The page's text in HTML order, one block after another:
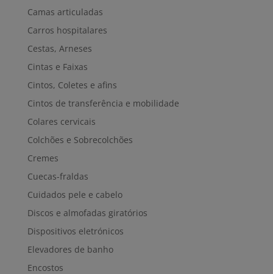
Camas articuladas
Carros hospitalares
Cestas, Arneses
Cintas e Faixas
Cintos, Coletes e afins
Cintos de transferência e mobilidade
Colares cervicais
Colchões e Sobrecolchões
Cremes
Cuecas-fraldas
Cuidados pele e cabelo
Discos e almofadas giratórios
Dispositivos eletrónicos
Elevadores de banho
Encostos